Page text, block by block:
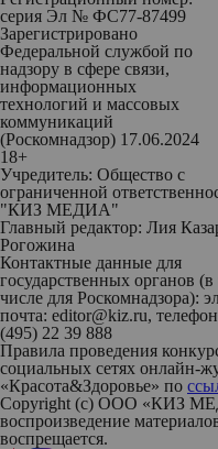
серия Эл № ФС77-87499
Зарегистрировано
Федеральной службой по
надзору в сфере связи,
информационных
технологий и массовых
коммуникаций
(Роскомнадзор) 17.06.2024
18+
Учредитель: Общество с
ограниченной
"КИЗ МЕДИА"
Главный редактор: Лия
Рогожина
Контактные данные для
государственных органов
числе для Роскомнадзора):
почта: editor@kiz.ru,
(495) 22 39 888
Правила проведения
социальных сетях онлайн-
«Красота&Здоровье» по
Copyright (с) ООО «КИЗ
воспроизведение
воспрещается.